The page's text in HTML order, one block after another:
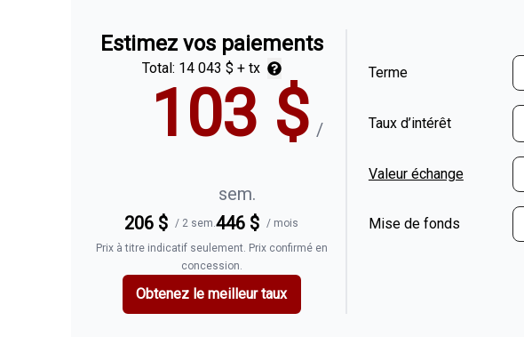
Estimez vos paiements
Total: 14 043 $ + tx
103 $ /
sem.
206 $ / 2 sem.446 $ / mois
Prix à titre indicatif seulement. Prix confirmé en
concession.
Obtenez le meilleur taux
Terme
Taux d’intérêt
Valeur échange
Mise de fonds